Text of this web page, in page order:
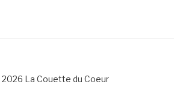
La Couette du Coeur